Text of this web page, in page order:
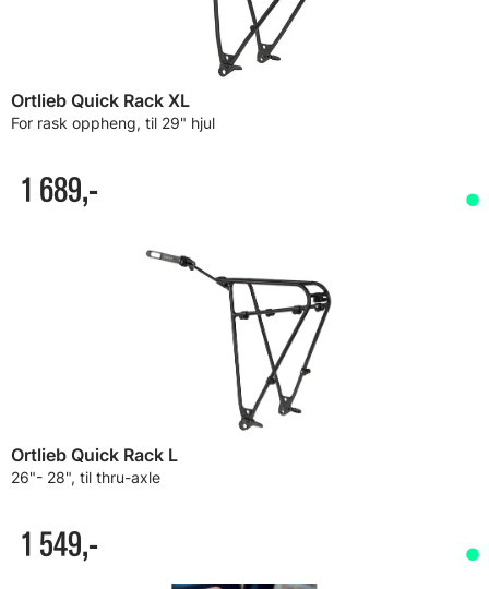
Ortlieb Quick Rack XL
For rask oppheng, til 29" hjul
1 689,-
Ortlieb Quick Rack L
26"- 28", til thru-axle
1 549,-